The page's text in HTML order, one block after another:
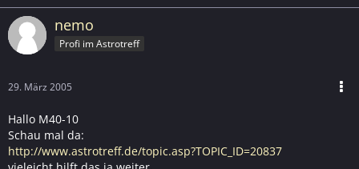
nemo
Profi im Astrotreff
29. März 2005
Hallo M40-10
Schau mal da:
http://www.astrotreff.de/topic.asp?TOPIC_ID=20837